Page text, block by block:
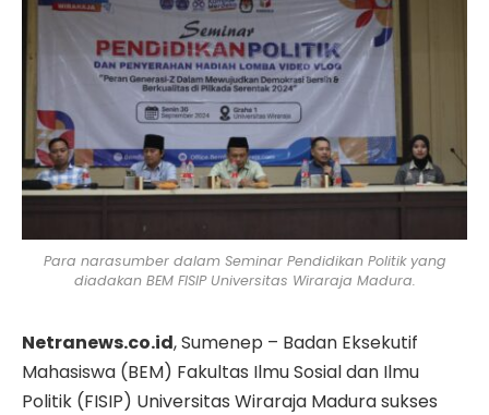
Para narasumber dalam Seminar Pendidikan Politik yang
diadakan BEM FISIP Universitas Wiraraja Madura.
Netranews.co.id, Sumenep – Badan Eksekutif
Mahasiswa (BEM) Fakultas Ilmu Sosial dan Ilmu
Politik (FISIP) Universitas Wiraraja Madura sukses